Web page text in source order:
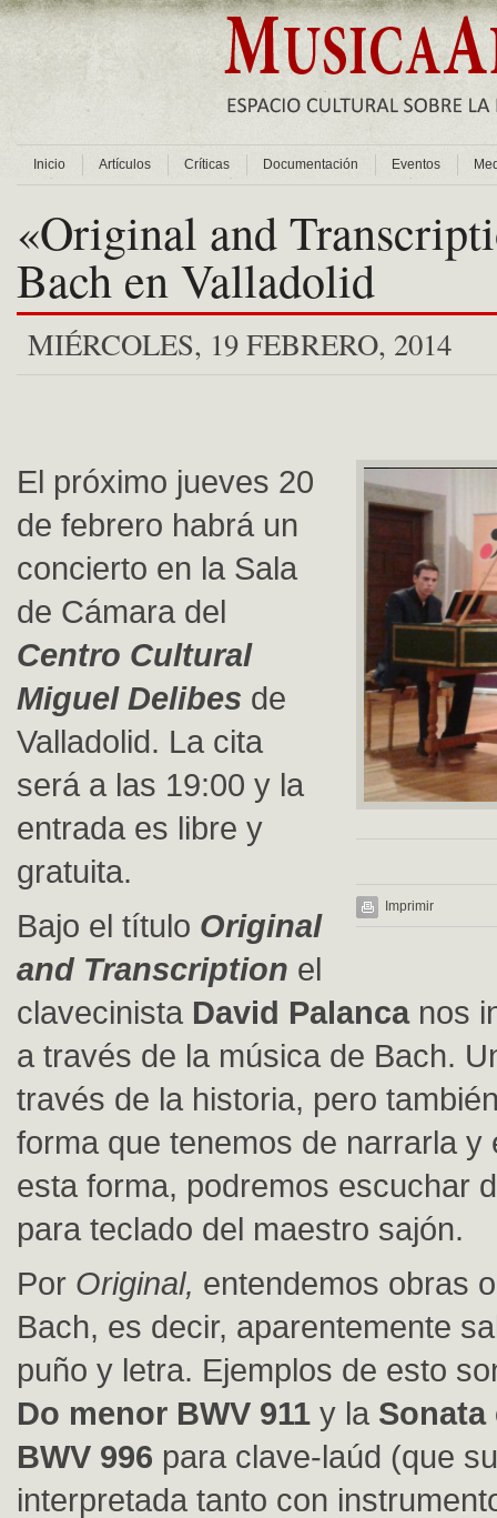
Inicio Artículos Críticas Documentación Eventos
«Original and
Bach en Valladolid
MIÉRCOLES, 19 FEBRERO, 2014
Imprimir
El próximo jueves 20
de febrero habrá un
concierto en la Sala
de Cámara del
Centro Cultural
Miguel Delibes de
Valladolid. La cita
será a las 19:00 y la
entrada es libre y
gratuita.
Bajo el título Original
and Transcription el
clavecinista David Palancanos
a través de la música de Bach.
través de la historia, pero
forma que tenemos de narrarla y
esta forma, podremos escuchar
para teclado del maestro sajón.
Por Original, entendemos obras
Bach, es decir, aparentemente
puño y letra. Ejemplos de esto
Do menor BWV 911 y la Sonata
BWV 996 para clave-laúd (que
interpretada tanto con